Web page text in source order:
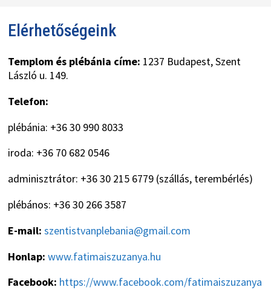
Elérhetőségeink
Templom és plébánia címe: 1237 Budapest, Szent
László u. 149.
Telefon:
plébánia: +36 30 990 8033
iroda: +36 70 682 0546
adminisztrátor: +36 30 215 6779 (szállás, terembérlés)
plébános: +36 30 266 3587
E-mail: szentistvanplebania@gmail.com
Honlap: www.fatimaiszuzanya.hu
Facebook: https://www.facebook.com/fatimaiszuzanya